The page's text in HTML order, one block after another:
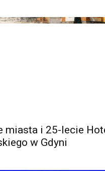
miasta i 25-lecie
w Gdyni